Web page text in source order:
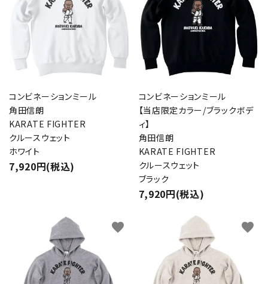
コンビネーションミール
角田信朗
KARATE FIGHTER
クルースウェット
ホワイト
7,920円(税込)
コンビネーションミール
【当店限定カラー/ブラックボデ
ィ】
角田信朗
KARATE FIGHTER
クルースウェット
ブラック
7,920円(税込)
favorite favorite